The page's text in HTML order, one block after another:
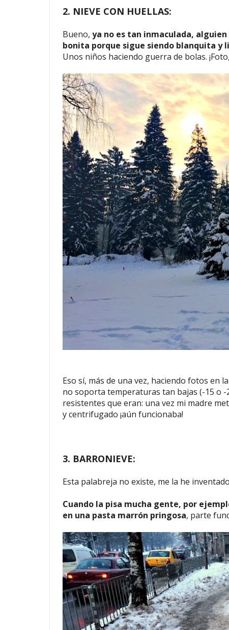
2. NIEVE CON HUELLAS:
Bueno, ya no es tan inmaculada,
bonita porque sigue siendo blanquita y
Unos niños haciendo guerra de bolas.
Eso sí, más de una vez, haciendo fotos en
no soporta temperaturas tan bajas (-15 o -
resistentes que eran: una vez mi madre
y centrifugado ¡aún funcionaba!
3. BARRONIEVE:
Esta palabreja no existe, me la he
Cuando la pisa mucha gente, por
en una pasta marrón pringosa, parte